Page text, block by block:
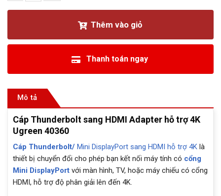
Thêm vào giỏ
Thanh toán ngay
Mô tả
Cáp Thunderbolt sang HDMI Adapter hỗ trợ 4K
Ugreen 40360
Cáp Thunderbolt/ Mini DisplayPort sang HDMI hỗ trợ 4K là
thiết bị chuyển đổi cho phép bạn kết nối máy tính có cổng
Mini DisplayPort với màn hình, TV, hoặc máy chiếu có cổng
HDMI, hỗ trợ độ phân giải lên đến 4K.